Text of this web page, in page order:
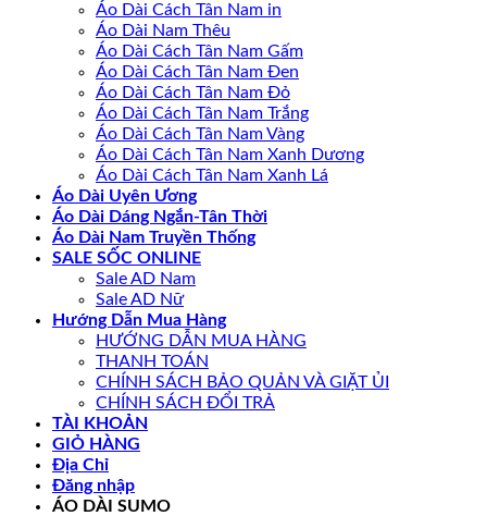
Áo Dài Cách Tân Nam in
Áo Dài Nam Thêu
Áo Dài Cách Tân Nam Gấm
Áo Dài Cách Tân Nam Đen
Áo Dài Cách Tân Nam Đỏ
Áo Dài Cách Tân Nam Trắng
Áo Dài Cách Tân Nam Vàng
Áo Dài Cách Tân Nam Xanh Dương
Áo Dài Cách Tân Nam Xanh Lá
Áo Dài Uyên Ương
Áo Dài Dáng Ngắn-Tân Thời
Áo Dài Nam Truyền Thống
SALE SỐC ONLINE
Sale AD Nam
Sale AD Nữ
Hướng Dẫn Mua Hàng
HƯỚNG DẪN MUA HÀNG
THANH TOÁN
CHÍNH SÁCH BẢO QUẢN VÀ GIẶT ỦI
CHÍNH SÁCH ĐỔI TRẢ
TÀI KHOẢN
GIỎ HÀNG
Địa Chỉ
Đăng nhập
ÁO DÀI SUMO